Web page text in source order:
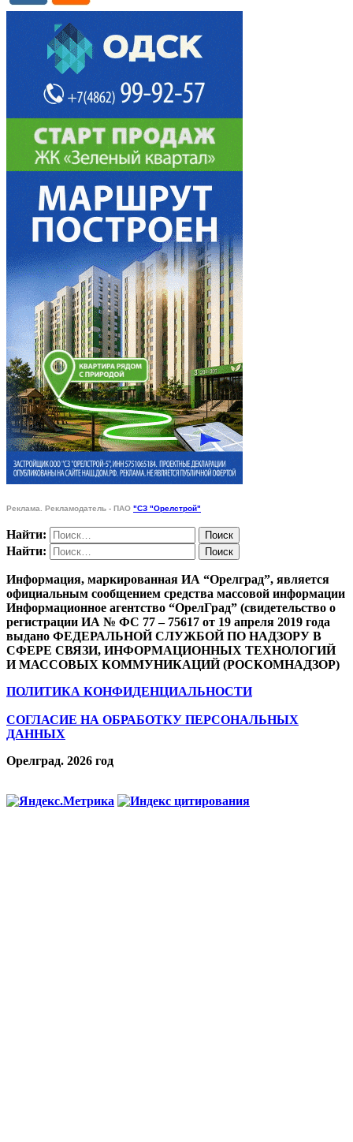
Реклама. Рекламодатель - ПАО "СЗ "Орелстрой"
Найти:
Найти:
Информация, маркированная ИА “Орелград”, является
официальным сообщением средства массовой информации
Информационное агентство “ОрелГрад” (свидетельство о
регистрации ИА № ФС 77 – 75617 от 19 апреля 2019 года
выдано ФЕДЕРАЛЬНОЙ СЛУЖБОЙ ПО НАДЗОРУ В
СФЕРЕ СВЯЗИ, ИНФОРМАЦИОННЫХ ТЕХНОЛОГИЙ
И МАССОВЫХ КОММУНИКАЦИЙ (РОСКОМНАДЗОР)
ПОЛИТИКА КОНФИДЕНЦИАЛЬНОСТИ
СОГЛАСИЕ НА ОБРАБОТКУ ПЕРСОНАЛЬНЫХ
ДАННЫХ
Орелград. 2026 год